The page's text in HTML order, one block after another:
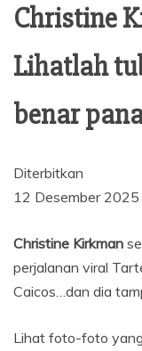
Christine
Lihatlah
benar
Diterbitkan
12 Desember
Christine Kirkman
perjalanan viral
Caicos…dan dia
Lihat foto-foto